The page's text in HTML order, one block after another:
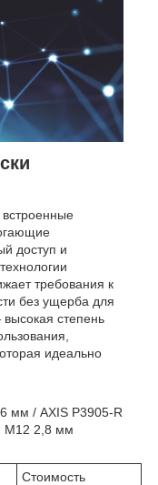
доступ и
требования к
без ущерба для
степень
идеально
мм / AXIS P3905-R
M12 2,8 мм
Стоимость